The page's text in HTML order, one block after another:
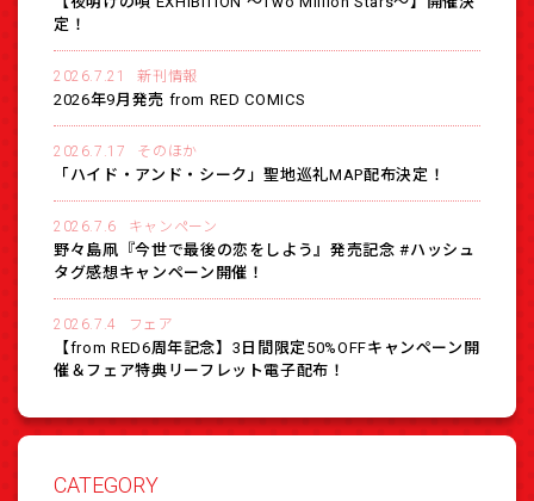
定！
2026.7.21 新刊情報
2026年9月発売 from RED COMICS
2026.7.17 そのほか
「ハイド・アンド・シーク」聖地巡礼MAP配布決定！
2026.7.6 キャンペーン
野々島凧『今世で最後の恋をしよう』発売記念 #ハッシュ
タグ感想キャンペーン開催！
2026.7.4 フェア
【from RED6周年記念】3日間限定50%OFFキャンペーン開
催＆フェア特典リーフレット電子配布！
CATEGORY